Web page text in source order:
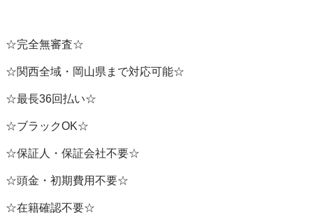
☆完全無審査☆
☆関西全域・岡山県まで対応可能☆
☆最長36回払い☆
☆ブラックOK☆
☆保証人・保証会社不要☆
☆頭金・初期費用不要☆
☆在籍確認不要☆